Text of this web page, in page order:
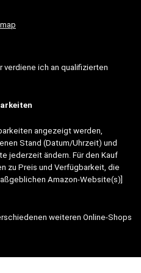
verdiene ich an qualifizierten
angezeigt werden,
Stand (Datum/Uhrzeit) und
jederzeit ändern. Für den Kauf
zu Preis und Verfügbarkeit, die
Amazon-Website(s)]
weiteren Online-Shops